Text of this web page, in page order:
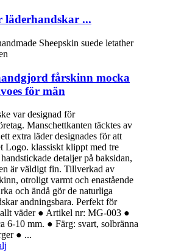
läderhandskar ...
fårskinn mocka
för män
var designad för
Manschettkanten täcktes av
extra läder designades för att
Logo. klassiskt klippt med tre
detaljer på baksidan,
är väldigt fin. Tillverkad av
otroligt varmt och enastående
och ändå gör de naturliga
andningsbara. Perfekt för
väder ● Artikel nr: MG-003 ●
6-10 mm. ● Färg: svart, solbränna
● ...